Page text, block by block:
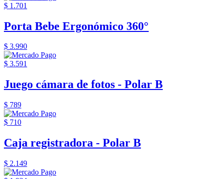
$ 1.701
Porta Bebe Ergonómico 360°
$ 3.990
$ 3.591
Juego cámara de fotos - Polar B
$ 789
$ 710
Caja registradora - Polar B
$ 2.149